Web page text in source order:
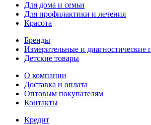
Для дома и семьи
Для профилактики и лечения
Красота
Бренды
Измерительные и диагностические
Детские товары
О компании
Доставка и оплата
Оптовым покупателям
Контакты
Кредит